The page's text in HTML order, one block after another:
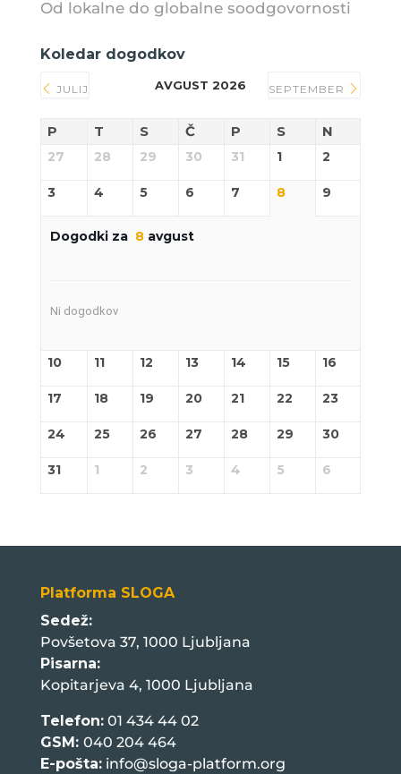
Od lokalne do globalne soodgovornosti
Koledar dogodkov
JULIJ AVGUST 2026 SEPTEMBER
P T S Č P S N
27 28 29 30 31 1 2
3 4 5 6 7 8 9
Dogodki za 8avgust
Ni dogodkov
10 11 12 13 14 15 16
17 18 19 20 21 22 23
24 25 26 27 28 29 30
31 1 2 3 4 5 6
Platforma SLOGA
Sedež:
Povšetova 37, 1000 Ljubljana
Pisarna:
Kopitarjeva 4, 1000 Ljubljana
Telefon:01 434 44 02
GSM: 040 204 464
E-pošta: info@sloga-platform.org